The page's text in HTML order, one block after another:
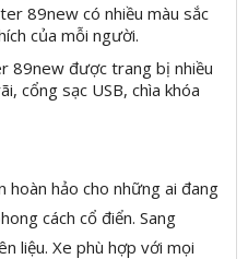
89new có nhiều màu sắc
của mỗi người.
89new được trang bị nhiều
cổng sạc USB, chìa khóa
hảo cho những ai đang
cách cổ điển. Sang
liệu. Xe phù hợp với mọi